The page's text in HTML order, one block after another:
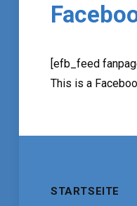
[efb_feed
This is a
STARTSEITE